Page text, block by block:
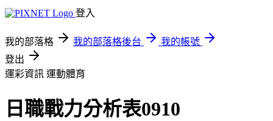
登入
我的部落格 我的部落格後台
我的帳號
登出
運彩資訊 運動體育
日職戰力分析表0910